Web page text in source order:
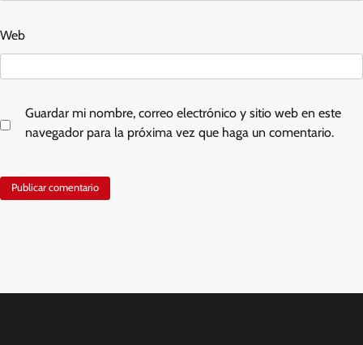
Web
Guardar mi nombre, correo electrónico y sitio web en este
navegador para la próxima vez que haga un comentario.